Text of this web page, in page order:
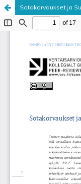
Sotakorvaukset ja
Palvelua